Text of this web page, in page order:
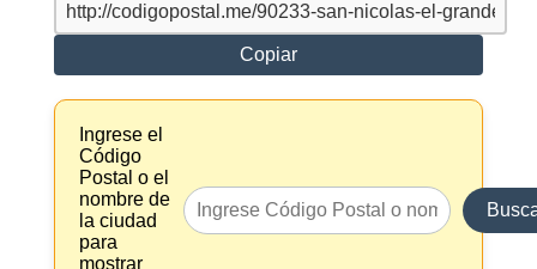
Copiar
Ingrese el
Código
Postal o el
nombre de
la ciudad
para
mostrar